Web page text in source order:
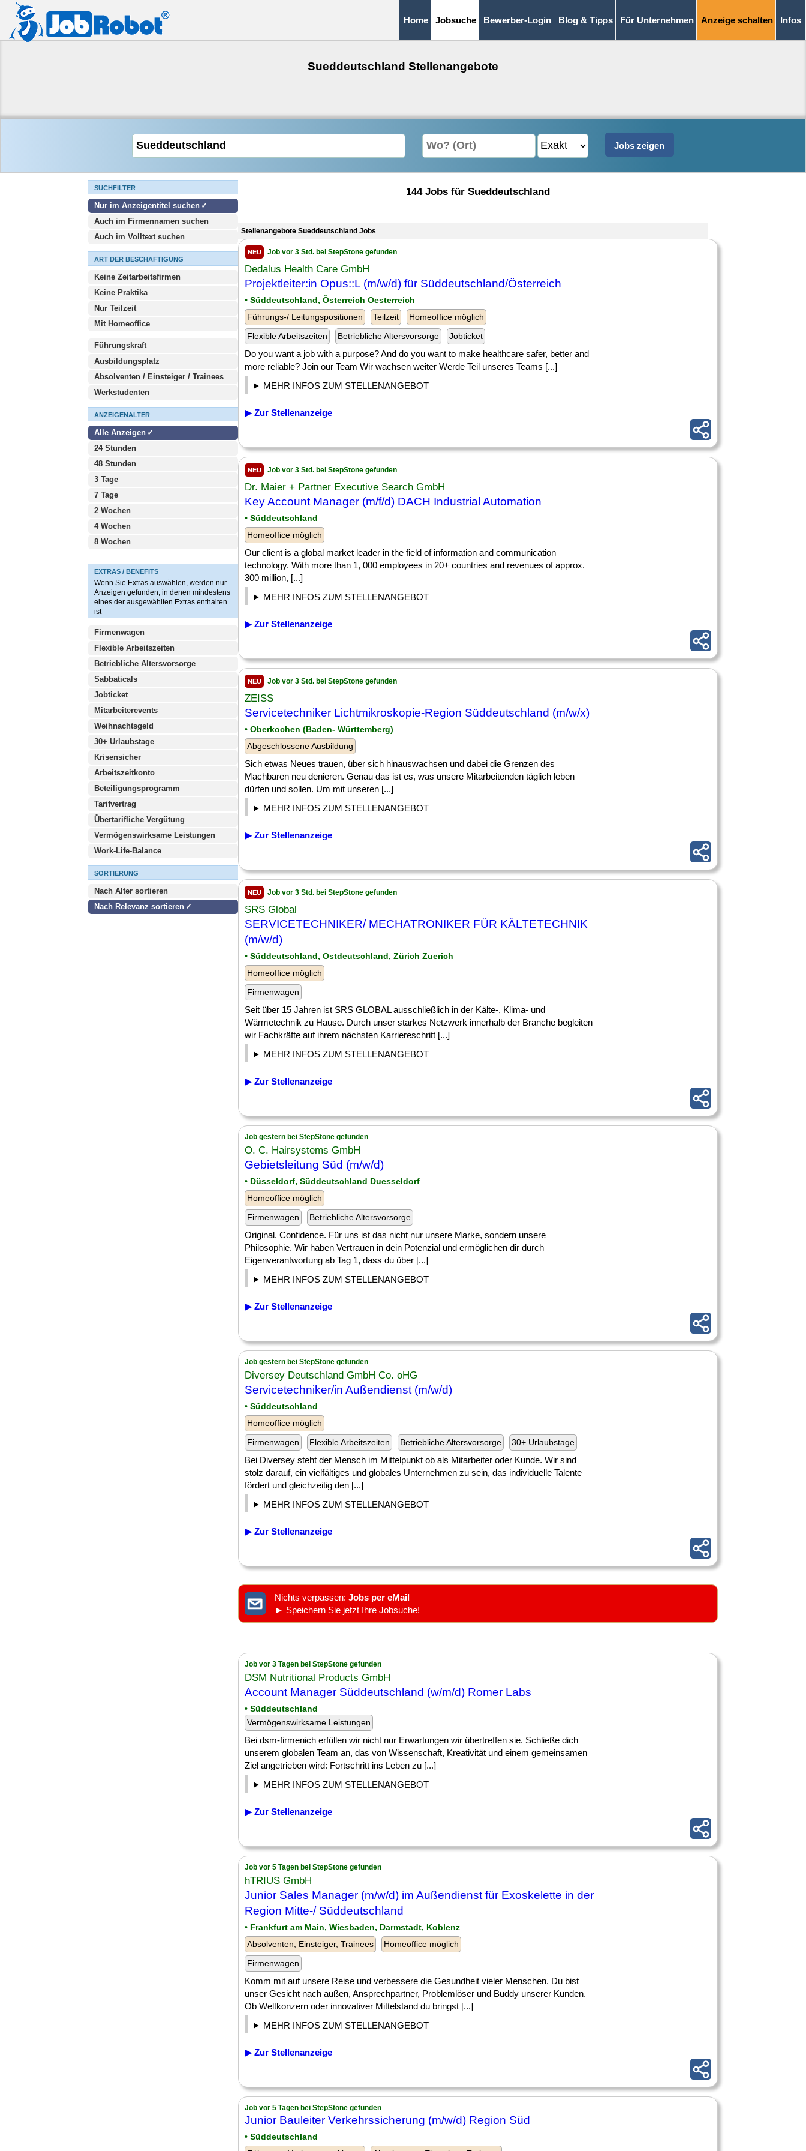
Home Jobsuche Bewerber-Login Blog & Tipps Für Unternehmen Anzeige schalten Infos
Sueddeutschland Stellenangebote
SUCHFILTER
Nur im Anzeigentitel suchen
Auch im Firmennamen suchen
Auch im Volltext suchen
ART DER BESCHÄFTIGUNG
Keine Zeitarbeitsfirmen
Keine Praktika
Nur Teilzeit
Mit Homeoffice
Führungskraft
Ausbildungsplatz
Absolventen / Einsteiger / Trainees
Werkstudenten
ANZEIGENALTER
Alle Anzeigen
24 Stunden
48 Stunden
3 Tage
7 Tage
2 Wochen
4 Wochen
8 Wochen
EXTRAS / BENEFITS
Wenn Sie Extras auswählen, werden nur
Anzeigen gefunden, in denen mindestens
eines der ausgewählten Extras enthalten
ist
Firmenwagen
Flexible Arbeitszeiten
Betriebliche Altersvorsorge
Sabbaticals
Jobticket
Mitarbeiterevents
Weihnachtsgeld
30+ Urlaubstage
Krisensicher
Arbeitszeitkonto
Beteiligungsprogramm
Tarifvertrag
Übertarifliche Vergütung
Vermögenswirksame Leistungen
Work-Life-Balance
SORTIERUNG
Nach Alter sortieren
Nach Relevanz sortieren
144 Jobs für Sueddeutschland
Stellenangebote Sueddeutschland Jobs
NEU Job vor 3 Std. bei StepStone gefunden
Dedalus Health Care GmbH
Projektleiter:in Opus::L (m/w/d) für Süddeutschland/Österreich
• Süddeutschland, Österreich Oesterreich
Führungs-/ Leitungspositionen
Teilzeit
Homeoffice möglich
Flexible Arbeitszeiten
Betriebliche Altersvorsorge Jobticket
Do you want a job with a purpose? And do you want to make healthcare safer, better and
more reliable? Join our Team Wir wachsen weiter Werde Teil unseres Teams [...]
MEHR INFOS ZUM STELLENANGEBOT
▶ Zur Stellenanzeige
NEU Job vor 3 Std. bei StepStone gefunden
Dr. Maier + Partner Executive Search GmbH
Key Account Manager (m/f/d) DACH Industrial Automation
• Süddeutschland
Homeoffice möglich
Our client is a global market leader in the field of information and communication
technology. With more than 1, 000 employees in 20+ countries and revenues of approx.
300 million, [...]
MEHR INFOS ZUM STELLENANGEBOT
▶ Zur Stellenanzeige
NEU Job vor 3 Std. bei StepStone gefunden
ZEISS
Servicetechniker Lichtmikroskopie-Region Süddeutschland (m/w/x)
• Oberkochen (Baden- Württemberg)
Abgeschlossene Ausbildung
Sich etwas Neues trauen, über sich hinauswachsen und dabei die Grenzen des
Machbaren neu denieren. Genau das ist es, was unsere Mitarbeitenden täglich leben
dürfen und sollen. Um mit unseren [...]
MEHR INFOS ZUM STELLENANGEBOT
▶ Zur Stellenanzeige
NEU Job vor 3 Std. bei StepStone gefunden
SRS Global
SERVICETECHNIKER/ MECHATRONIKER FÜR KÄLTETECHNIK
(m/w/d)
• Süddeutschland, Ostdeutschland, Zürich Zuerich
Homeoffice möglich
Firmenwagen
Seit über 15 Jahren ist SRS GLOBAL ausschließlich in der Kälte-, Klima- und
Wärmetechnik zu Hause. Durch unser starkes Netzwerk innerhalb der Branche begleiten
wir Fachkräfte auf ihrem nächsten Karriereschritt [...]
MEHR INFOS ZUM STELLENANGEBOT
▶ Zur Stellenanzeige
Job gestern bei StepStone gefunden
O. C. Hairsystems GmbH
Gebietsleitung Süd (m/w/d)
• Düsseldorf, Süddeutschland Duesseldorf
Homeoffice möglich
Firmenwagen
Betriebliche Altersvorsorge
Original. Confidence. Für uns ist das nicht nur unsere Marke, sondern unsere
Philosophie. Wir haben Vertrauen in dein Potenzial und ermöglichen dir durch
Eigenverantwortung ab Tag 1, dass du über [...]
MEHR INFOS ZUM STELLENANGEBOT
▶ Zur Stellenanzeige
Job gestern bei StepStone gefunden
Diversey Deutschland GmbH Co. oHG
Servicetechniker/in Außendienst (m/w/d)
• Süddeutschland
Homeoffice möglich
Firmenwagen
Flexible Arbeitszeiten Betriebliche Altersvorsorge 30+ Urlaubstage
Bei Diversey steht der Mensch im Mittelpunkt ob als Mitarbeiter oder Kunde. Wir sind
stolz darauf, ein vielfältiges und globales Unternehmen zu sein, das individuelle Talente
fördert und gleichzeitig den [...]
MEHR INFOS ZUM STELLENANGEBOT
▶ Zur Stellenanzeige
Nichts verpassen: Jobs per eMail
► Speichern Sie jetzt Ihre Jobsuche!
Job vor 3 Tagen bei StepStone gefunden
DSM Nutritional Products GmbH
Account Manager Süddeutschland (w/m/d) Romer Labs
• Süddeutschland
Vermögenswirksame Leistungen
Bei dsm-firmenich erfüllen wir nicht nur Erwartungen wir übertreffen sie. Schließe dich
unserem globalen Team an, das von Wissenschaft, Kreativität und einem gemeinsamen
Ziel angetrieben wird: Fortschritt ins Leben zu [...]
MEHR INFOS ZUM STELLENANGEBOT
▶ Zur Stellenanzeige
Job vor 5 Tagen bei StepStone gefunden
hTRIUS GmbH
Junior Sales Manager (m/w/d) im Außendienst für Exoskelette in der
Region Mitte-/ Süddeutschland
• Frankfurt am Main, Wiesbaden, Darmstadt, Koblenz
Absolventen, Einsteiger, Trainees
Homeoffice möglich
Firmenwagen
Komm mit auf unsere Reise und verbessere die Gesundheit vieler Menschen. Du bist
unser Gesicht nach außen, Ansprechpartner, Problemlöser und Buddy unserer Kunden.
Ob Weltkonzern oder innovativer Mittelstand du bringst [...]
MEHR INFOS ZUM STELLENANGEBOT
▶ Zur Stellenanzeige
Job vor 5 Tagen bei StepStone gefunden
Junior Bauleiter Verkehrssicherung (m/w/d) Region Süd
• Süddeutschland